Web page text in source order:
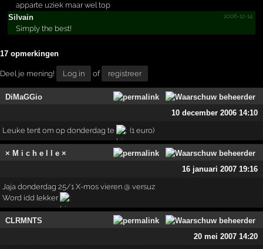
apparte uziek maar wel top
Silvain
2006-12-14
Simply the best!
17 opmerkingen
Deel je mening! Log in of registreer
DiMaGGio
10 december 2006 14:10
Leuke tent om op donderdag te (1 euro)
× M i c h e l l e ×
16 januari 2007 19:16
Jaja donderdag 25/1 X-mos vieren @ versuz
Word idd lekker
CLRMNTS
20 mei 2007 14:20